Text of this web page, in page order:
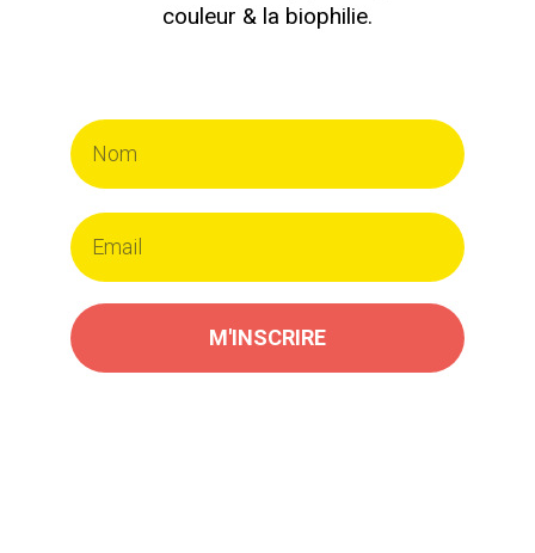
couleur & la biophilie.
M'INSCRIRE